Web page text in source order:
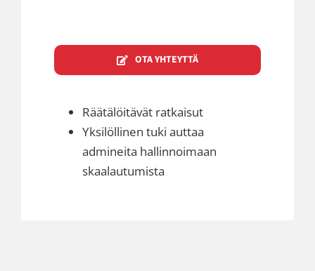
OTA YHTEYTTÄ
Räätälöitävät ratkaisut
Yksilöllinen tuki auttaa
admineita hallinnoimaan
skaalautumista